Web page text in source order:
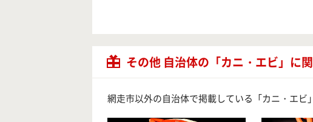
その他 自治体の「カニ・エビ」に
網走市以外の自治体で掲載している「カニ・エビ